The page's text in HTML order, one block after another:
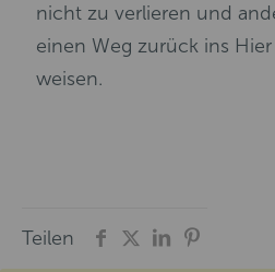
nicht zu verlieren und
einen Weg zurück ins
weisen.
Teilen